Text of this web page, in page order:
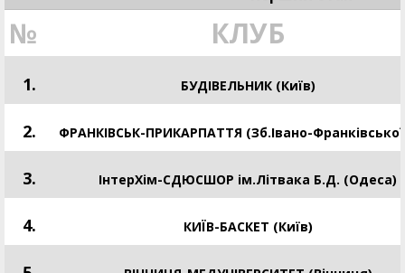
№ КЛУБ
1. БУДІВЕЛЬНИК (Київ)
2. ФРАНКІВСЬК-ПРИКАРПАТТЯ (Зб.Івано-
3. ІнтерХім-СДЮСШОР ім.Літвака Б.Д. (Одеса)
4. КИЇВ-БАСКЕТ (Київ)